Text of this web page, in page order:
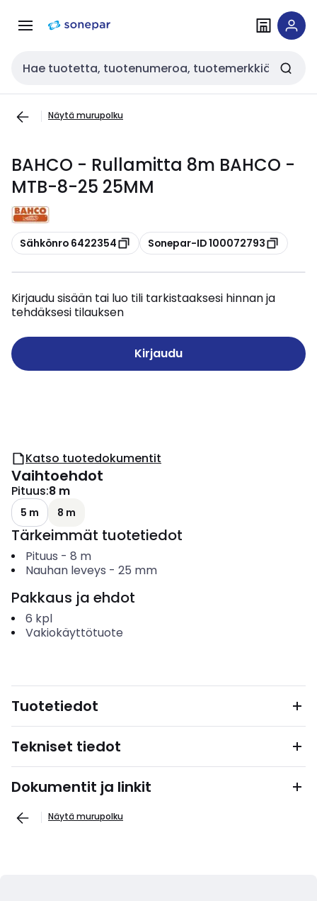
navigointiinsisältöön
Haku
Näytä murupolku
BAHCO - Rullamitta 8m BAHCO -
MTB-8-25 25MM
Kopioi
Sähkönro 6422354 Kopioi
Sonepar-ID 100072793
Kirjaudu sisään tai luo tili tarkistaaksesi hinnan ja
tehdäksesi tilauksen
Kirjaudu
Katso tuotedokumentit
Vaihtoehdot
Pituus:8 m
5 m 8 m
Tärkeimmät tuotetiedot
Pituus - 8 m
Nauhan leveys - 25 mm
Pakkaus ja ehdot
6 kpl
Vakiokäyttötuote
Tuotetiedot
Tekniset tiedot
Dokumentit ja linkit
Näytä murupolku